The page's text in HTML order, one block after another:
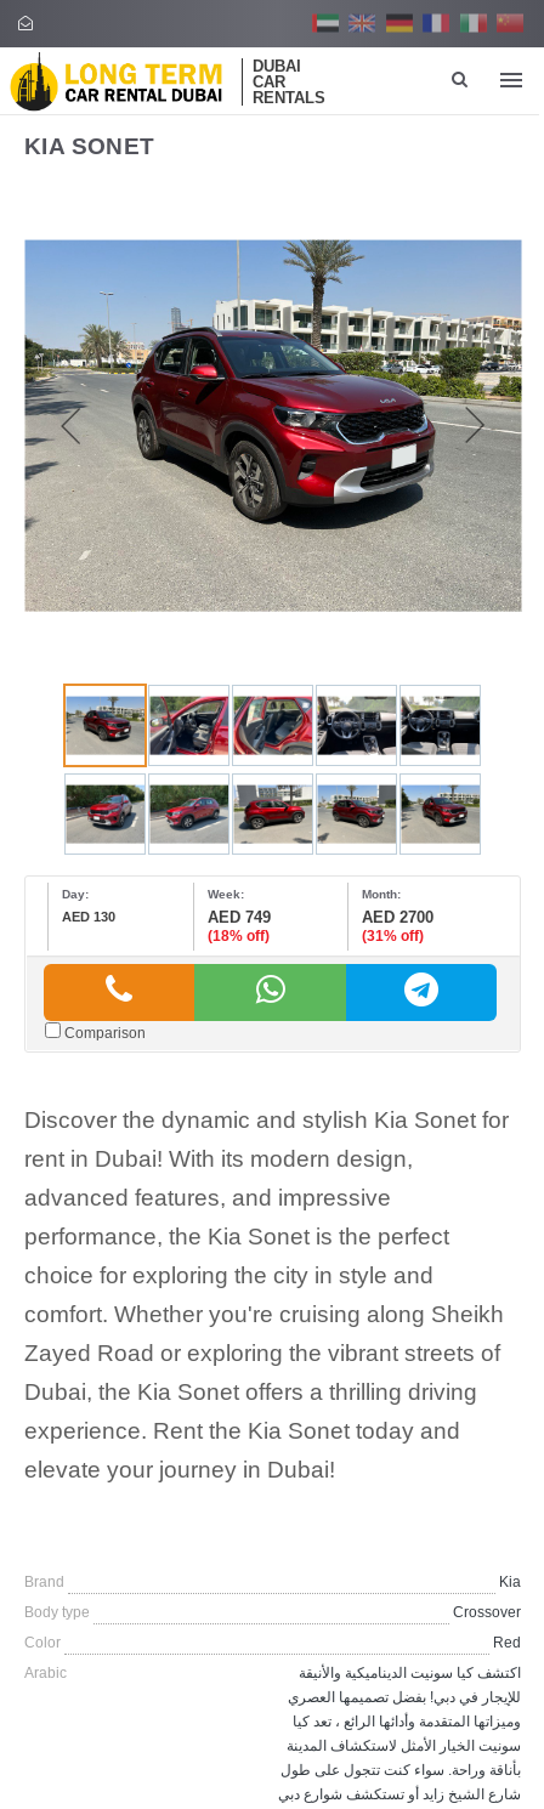
DUBAI
CAR
RENTALS
KIA SONET
Day:
AED 130
Week:
AED 749
(18% off)
Month:
AED 2700
(31% off)
Comparison
Discover the dynamic and stylish Kia Sonet for
rent in Dubai! With its modern design,
advanced features, and impressive
performance, the Kia Sonet is the perfect
choice for exploring the city in style and
comfort. Whether you're cruising along Sheikh
Zayed Road or exploring the vibrant streets of
Dubai, the Kia Sonet offers a thrilling driving
experience. Rent the Kia Sonet today and
elevate your journey in Dubai!
Brand
Kia
Body type
Crossover
Color
Red
Arabic
اكتشف كيا سونيت الديناميكية والأنيقة
للإيجار في دبي! بفضل تصميمها العصري
وميزاتها المتقدمة وأدائها الرائع ، تعد كيا
سونيت الخيار الأمثل لاستكشاف المدينة
بأناقة وراحة. سواء كنت تتجول على طول
شارع الشيخ زايد أو تستكشف شوارع دبي